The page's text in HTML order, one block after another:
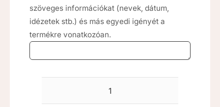
szöveges információkat (nevek, dátum,
idézetek stb.) és más egyedi igényét a
termékre vonatkozóan.
Béke